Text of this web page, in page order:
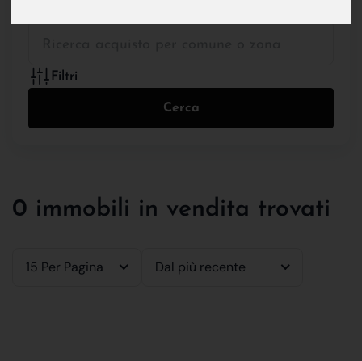
Filtri
Cerca
0 immobili in vendita trovati
15 Per Pagina Dal più recente